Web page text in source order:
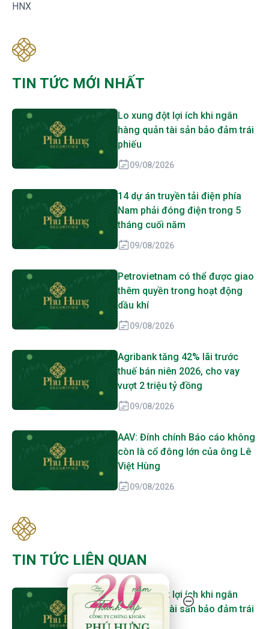
HNX
TIN TỨC MỚI NHẤT
Lo xung đột lợi ích khi ngân
hàng quản tài sản bảo đảm trái
phiếu
09/08/2026
14 dự án truyền tải điện phía
Nam phải đóng điện trong 5
tháng cuối năm
09/08/2026
Petrovietnam có thể được giao
thêm quyền trong hoạt động
dầu khí
09/08/2026
Agribank tăng 42% lãi trước
thuế bán niên 2026, cho vay
vượt 2 triệu tỷ đồng
09/08/2026
AAV: Đính chính Báo cáo không
còn là cổ đông lớn của ông Lê
Việt Hùng
09/08/2026
TIN TỨC LIÊN QUAN
Lo xung đột lợi ích khi ngân
hàng quản tài sản bảo đảm trái
phiếu
20 Năm Thành Lập - Công Ty Chứng Khoán Phú